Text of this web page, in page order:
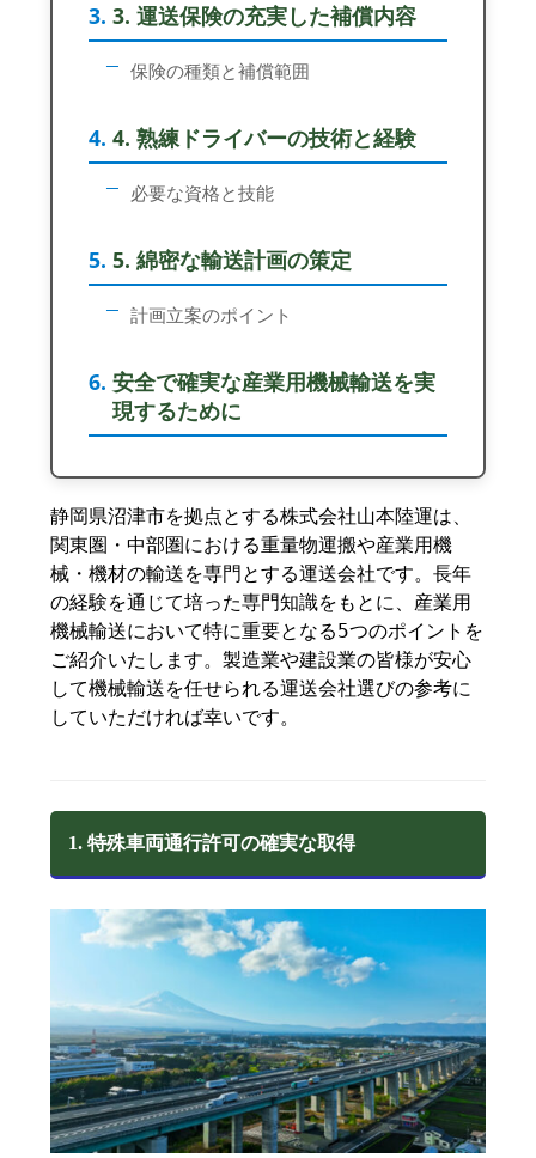
3. 運送保険の充実した補償内容
保険の種類と補償範囲
4. 熟練ドライバーの技術と経験
必要な資格と技能
5. 綿密な輸送計画の策定
計画立案のポイント
安全で確実な産業用機械輸送を実
現するために
静岡県沼津市を拠点とする株式会社山本陸運は、
関東圏・中部圏における重量物運搬や産業用機
械・機材の輸送を専門とする運送会社です。長年
の経験を通じて培った専門知識をもとに、産業用
機械輸送において特に重要となる5つのポイントを
ご紹介いたします。製造業や建設業の皆様が安心
して機械輸送を任せられる運送会社選びの参考に
していただければ幸いです。
1. 特殊車両通行許可の確実な取得